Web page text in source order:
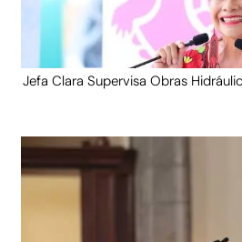
Jefa Clara Supervisa Obras